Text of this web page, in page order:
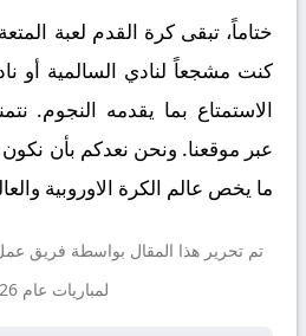
ختاماً، تبقى كرة القدم لعبة
كنت مشجعاً لنادي السالمية أو
الاستمتاع بما يقدمه النجوم.
عبر موقعنا. ونحن نعدكم بأن
ما يخص عالم الكرة الاوروبية
تم تحرير هذا المقال بواسطة فريق
لمباريات عام 2026.